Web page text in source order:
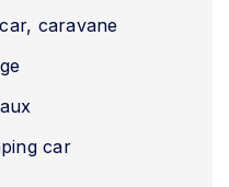
caravane
car